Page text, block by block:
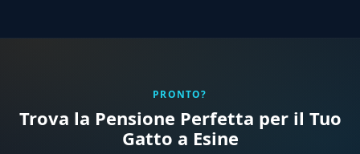
PRONTO?
Trova la Pensione Perfetta per il Tuo
Gatto a Esine